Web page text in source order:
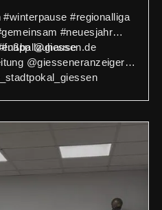
#regionalliga
#neuesjahr
@giessen.de
@giesseneranzeiger